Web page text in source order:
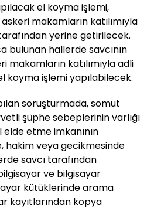
el koyma işlemi,
makamların katılımıyla
yerine getirilecek.
bulunan hallerde savcının
makamların katılımıyla adli
koyma işlemi yapılabilecek.
soruşturmada, somut
şüphe sebeplerinin varlığı
etme imkanının
hakim veya gecikmesinde
savcı tarafından
ve bilgisayar
kütüklerinde arama
kayıtlarından kopya